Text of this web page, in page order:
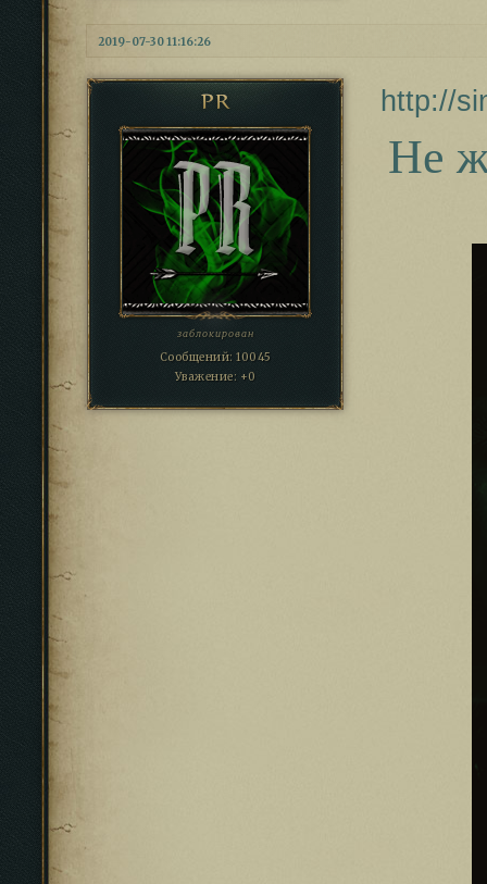
2019-07-30 11:16:26
PR
заблокирован
Сообщений: 10045
Уважение: +0
http://
Не